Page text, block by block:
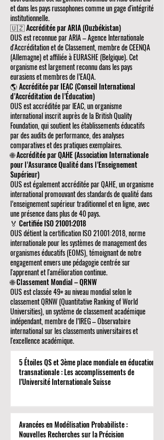
et dans les pays russophones comme un gage d'intégrité
institutionnelle.
🇺🇿 Accréditée par ARIA (Ouzbékistan)
OUS est reconnue par ARIA – Agence Internationale
d'Accréditation et de Classement, membre de CEENQA
(Allemagne) et affiliée à EURASHE (Belgique). Cet
organisme est largement reconnu dans les pays
eurasiens et membres de l’EAQA.
🌎 Accréditée par IEAC (Conseil International
d’Accréditation de l’Éducation)
OUS est accréditée par IEAC, un organisme
international inscrit auprès de la British Quality
Foundation, qui soutient les établissements éducatifs
par des audits de performance, des analyses
comparatives et des pratiques exemplaires.
🌐 Accréditée par QAHE (Association Internationale
pour l’Assurance Qualité dans l’Enseignement
Supérieur)
OUS est également accréditée par QAHE, un organisme
international promouvant des standards de qualité dans
l’enseignement supérieur traditionnel et en ligne, avec
une présence dans plus de 40 pays.
🏅 Certifiée ISO 21001:2018
OUS détient la certification ISO 21001:2018, norme
internationale pour les systèmes de management des
organismes éducatifs (EOMS), témoignant de notre
engagement envers une pédagogie centrée sur
l'apprenant et l'amélioration continue.
🌐 Classement Mondial – QRNW
OUS est classée 49ᵉ au niveau mondial selon le
classement QRNW (Quantitative Ranking of World
Universities), un système de classement académique
indépendant, membre de l’IREG – Observatoire
international sur les classements universitaires et
l'excellence académique.
5 Étoiles QS et 3ème place mondiale en éducation
transnationale : Les accomplissements de
l'Université Internationale Suisse
Avancées en Modélisation Probabiliste :
Nouvelles Recherches sur la Précision